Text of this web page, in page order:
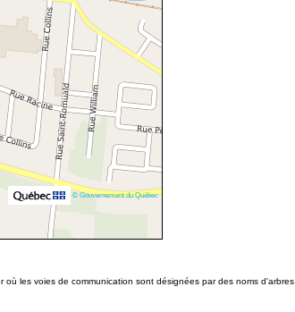
© Gouvernement du Québec
les voies de communication sont désignées par des noms d'arbres.